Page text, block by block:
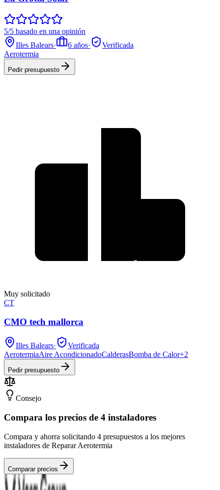
5/5 basado en una opinión
Illes Balears· 6 años·
Verificada
Aerotermia
Pedir presupuesto
Muy solicitado
CT
CMO tech mallorca
Illes Balears·
Verificada
AerotermiaAire AcondicionadoCalderasBomba de Calor+2
Pedir presupuesto
Consejo
Compara los precios de 4 instaladores
Compara y ahorra solicitando 4 presupuestos a los mejores
instaladores de Reparar Aerotermia
Comparar precios